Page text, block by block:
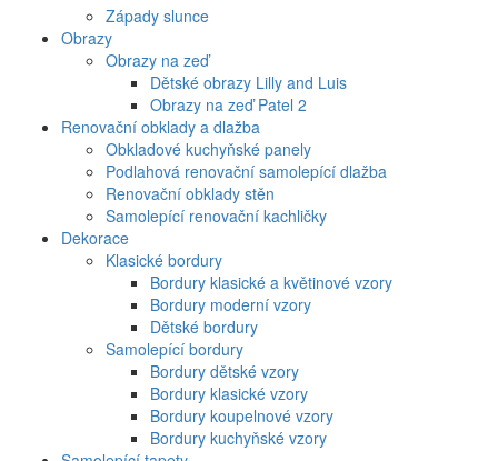
Západy slunce
Obrazy
Obrazy na zeď
Dětské obrazy Lilly and Luis
Obrazy na zeď Patel 2
Renovační obklady a dlažba
Obkladové kuchyňské panely
Podlahová renovační samolepící dlažba
Renovační obklady stěn
Samolepící renovační kachličky
Dekorace
Klasické bordury
Bordury klasické a květinové vzory
Bordury moderní vzory
Dětské bordury
Samolepící bordury
Bordury dětské vzory
Bordury klasické vzory
Bordury koupelnové vzory
Bordury kuchyňské vzory